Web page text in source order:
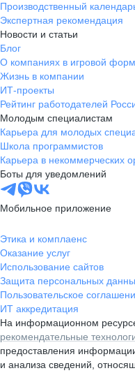
Производственный
Экспертная рекомендация
Новости и статьи
Блог
О компаниях в игровой
Жизнь в компании
ИТ-проекты
Рейтинг работодателей
Молодым специалистам
Карьера для молодых
Школа программистов
Карьера в некоммерческих
Боты для уведомлений
Мобильное приложение
Этика и комплаенс
Оказание услуг
Использование сайтов
Защита персональных
Пользовательское
ИТ аккредитация
На информационном
рекомендательные
предоставления
и анализа сведений,